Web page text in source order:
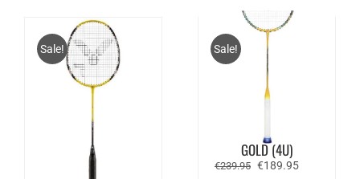
Sale! Sale!
GOLD (4U)
€239.95 Oorspronkelijke
€189.95Huidige